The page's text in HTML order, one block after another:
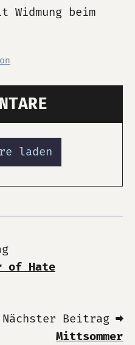
beim
laden
of Hate
Nächster Beitrag ➡
Mittsommer